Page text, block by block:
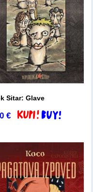
Sitar: Glave
€ Dodaj v košarico